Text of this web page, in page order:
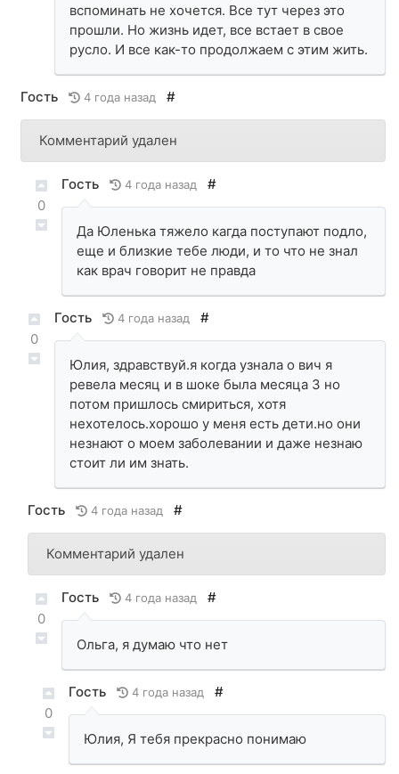
вспоминать не хочется. Все тут через это
прошли. Но жизнь идет, все встает в свое
русло. И все как-то продолжаем с этим жить.
Гость 4 года назад #
Комментарий удален
0
Гость 4 года назад #
Да Юленька тяжело кагда поступают подло,
еще и близкие тебе люди, и то что не знал
как врач говорит не правда
0
Гость 4 года назад #
Юлия, здравствуй.я когда узнала о вич я
ревела месяц и в шоке была месяца 3 но
потом пришлось смириться, хотя
нехотелось.хорошо у меня есть дети.но они
незнают о моем заболевании и даже незнаю
стоит ли им знать.
Гость 4 года назад #
Комментарий удален
0
Гость 4 года назад #
Ольга, я думаю что нет
0
Гость 4 года назад #
Юлия, Я тебя прекрасно понимаю